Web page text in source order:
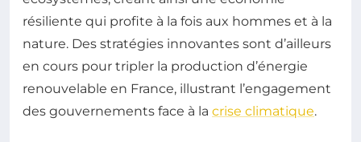
résiliente qui profite à la fois aux hommes et à la
nature. Des stratégies innovantes sont d’ailleurs
en cours pour tripler la production d’énergie
renouvelable en France, illustrant l’engagement
des gouvernements face à la crise climatique.